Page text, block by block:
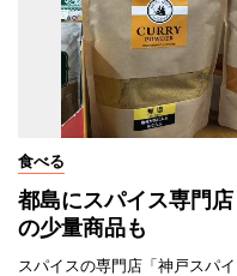
食べる
都島にスパイス専門
の少量商品も
スパイスの専門店「神戸スパ